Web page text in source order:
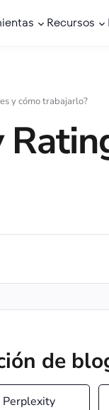
Recursos
y cómo trabajarlo?
de
Perplexity